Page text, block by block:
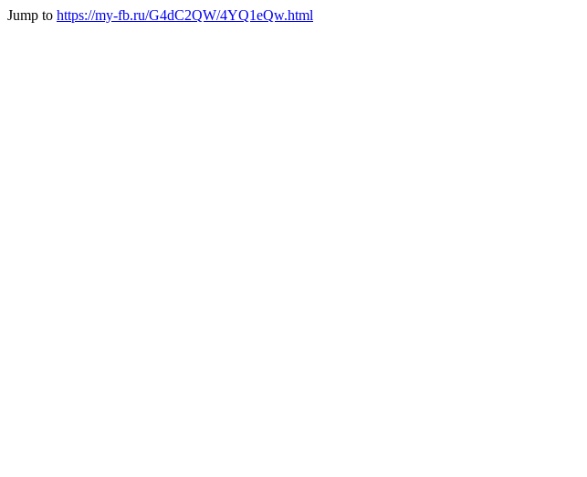
Jump to https://my-fb.ru/G4dC2QW/4YQ1eQw.html